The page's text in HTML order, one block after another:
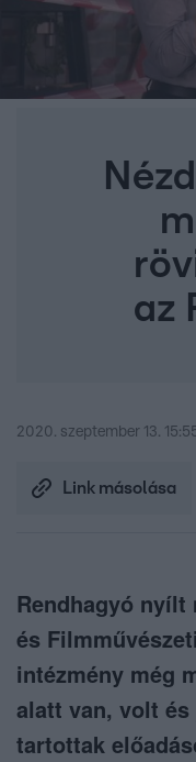
az
2020. szeptember 13.
Link másolása
Rendhagyó nyílt
és
intézmény még
alatt van, volt
tartottak